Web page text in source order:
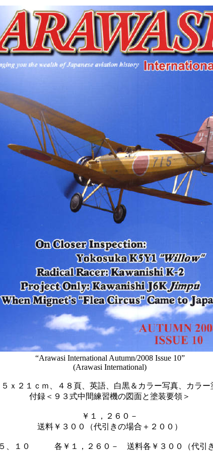
“Arawasi International Autumn/2008 Issue 10”
(Arawasi International)
５ｘ２１ｃｍ、４８頁、英語、白黒＆カラー写真、カラー
付録＜９３式中間練習機の図面と塗装要領＞
￥１，２６０－
送料￥３００（代引きの場合＋２００）
５、１０ 各￥１，２６０－ 送料各￥３００（代引き